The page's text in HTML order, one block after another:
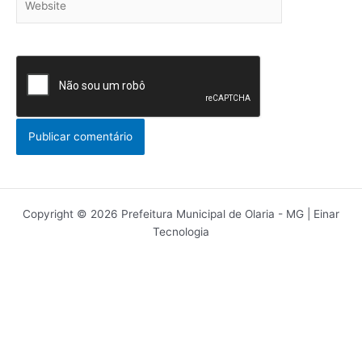
Copyright © 2026 Prefeitura Municipal de Olaria - MG | Einar
Tecnologia